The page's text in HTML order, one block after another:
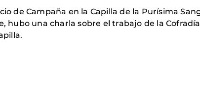
de Campaña en la Capilla de la Purísima
hubo una charla sobre el trabajo de la